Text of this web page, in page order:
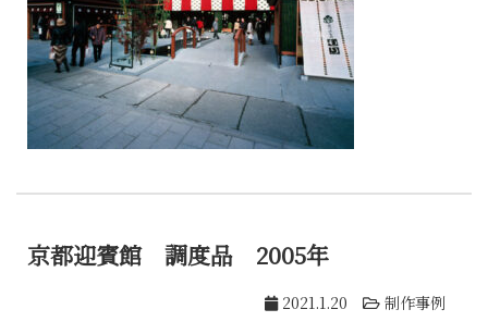
京都迎賓館 調度品 2005年
2021.1.20 制作事例